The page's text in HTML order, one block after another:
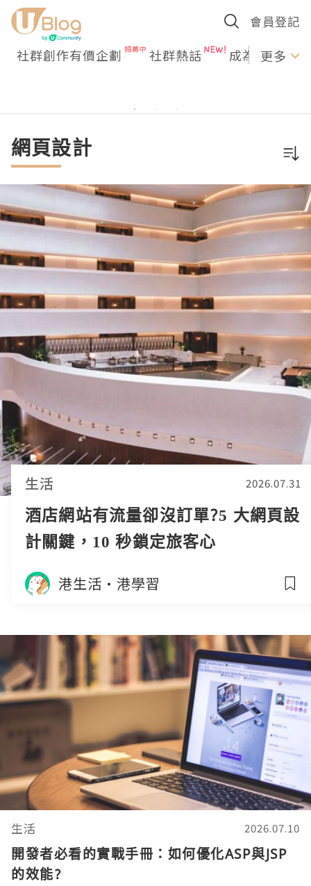
會員登記
社群創作有價企劃 社群熱話 成為U更多
網頁設計
生活 2026.07.31
酒店網站有流量卻沒訂單?5 大網頁設
計關鍵，10 秒鎖定旅客心
港生活·港學習
生活 2026.07.10
開發者必看的實戰手冊：如何優化ASP與JSP
的效能?